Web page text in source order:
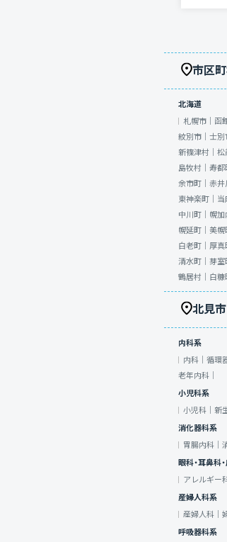
市区
北海道
札幌市｜ 函
紋別市｜ 士別
新篠津村｜ 松
島牧村｜ 寿都
余市町｜ 赤井
東神楽町｜ 当
中川町｜ 幌加
幌延町｜ 美幌
白老町｜ 厚真
清水町｜ 芽室
鶴居村｜ 白糠
北見
内科系
内科｜ 循環
老年内科｜
小児科系
小児科｜ 新
消化器科系
胃腸内科｜
眼科・耳鼻科
アレルギー
産婦人科系
産婦人科｜
呼吸器科系